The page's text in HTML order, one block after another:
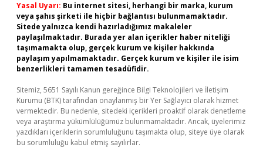
Yasal Uyarı: Bu internet sitesi, herhangi bir marka, kurum
veya şahıs şirketi ile hiçbir bağlantısı bulunmamaktadır.
Sitede yalnızca kendi hazırladığımız makaleler
paylaşılmaktadır. Burada yer alan içerikler haber niteliği
taşımamakta olup, gerçek kurum ve kişiler hakkında
paylaşım yapılmamaktadır. Gerçek kurum ve kişiler ile isim
benzerlikleri tamamen tesadüfidir.
Sitemiz, 5651 Sayılı Kanun gereğince Bilgi Teknolojileri ve İletişim
Kurumu (BTK) tarafından onaylanmış bir Yer Sağlayıcı olarak hizmet
vermektedir. Bu nedenle, sitedeki içerikleri proaktif olarak denetleme
veya araştırma yükümlülüğümüz bulunmamaktadır. Ancak, üyelerimiz
yazdıkları içeriklerin sorumluluğunu taşımakta olup, siteye üye olarak
bu sorumluluğu kabul etmiş sayılırlar.